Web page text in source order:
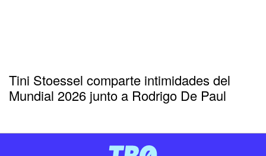
Tini Stoessel comparte intimidades del
Mundial 2026 junto a Rodrigo De Paul